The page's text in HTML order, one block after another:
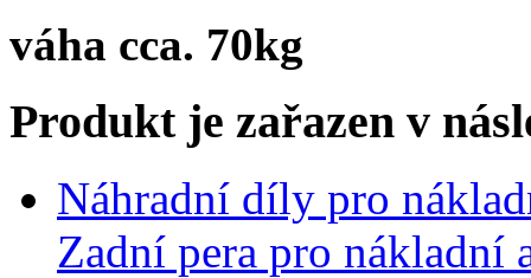
váha cca. 70kg
Produkt je zařazen v
Náhradní díly pro
Zadní pera pro nákladní